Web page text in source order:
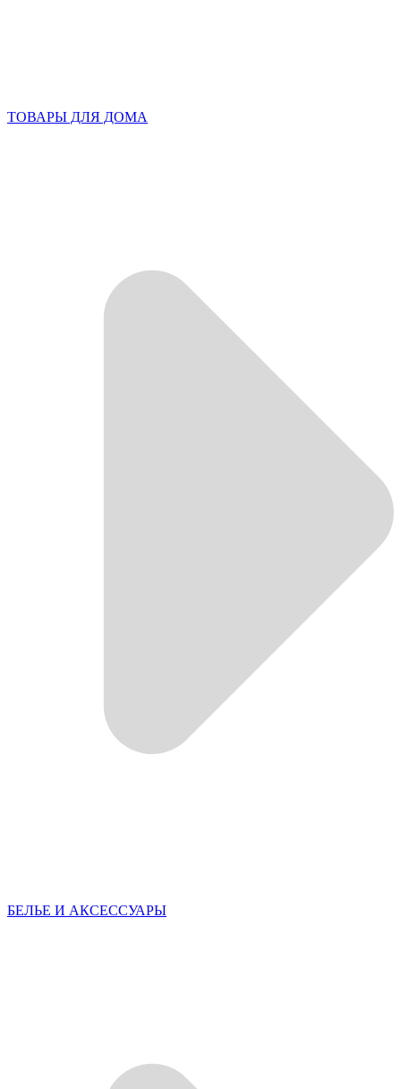
ТОВАРЫ ДЛЯ ДОМА
БЕЛЬЕ И АКСЕССУАРЫ